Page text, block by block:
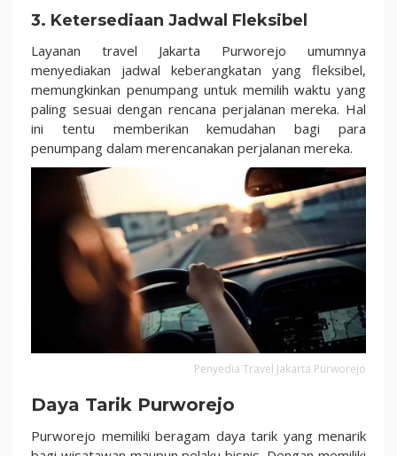
3. Ketersediaan Jadwal Fleksibel
Layanan travel Jakarta Purworejo umumnya
menyediakan jadwal keberangkatan yang fleksibel,
memungkinkan penumpang untuk memilih waktu yang
paling sesuai dengan rencana perjalanan mereka. Hal
ini tentu memberikan kemudahan bagi para
penumpang dalam merencanakan perjalanan mereka.
Penyedia Travel Jakarta Purworejo
Daya Tarik Purworejo
Purworejo memiliki beragam daya tarik yang menarik